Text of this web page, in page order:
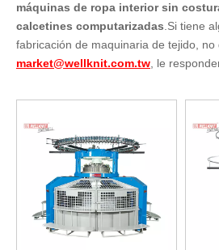
máquinas de ropa interior sin
calcetines computarizadas.Si tiene
fabricación de maquinaria de tejido,
market@wellknit.com.tw, le